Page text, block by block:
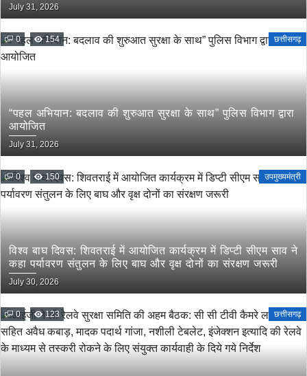
July 31, 2026
0 154 छत्तीसगढ़
“पहल अभियान: बदलाव की शुरुआत सुरक्षा के साथ” पुलिस विभाग द्वारा
आयोजित
July 31, 2026
0 150 उपमुख्यमंत्री
विश्व बाघ दिवस: शिवतराई में आयोजित कार्यक्रम में डिप्टी सीएम साव ने
कहा पर्यावरण संतुलन के लिए बाघ और वृक्ष दोनों का संरक्षण जरूरी
July 30, 2026
0 123 छत्तीसगढ़